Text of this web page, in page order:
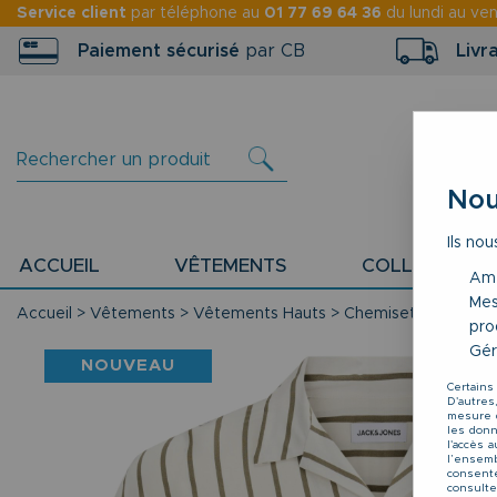
Service client par téléphone au 01 77 69 64 36 du lundi au
Paiement sécurisé par CB
ACCUEIL VÊTEMENTS COLLECTION
Accueil > Vêtements > Vêtements Hauts > Chemisettes
NOUVEAU
Ils
mesure
les
l'accès